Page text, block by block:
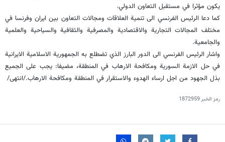
يكون مؤثرا في مستقبل التعاون الدولي.
كما دعا الرئيس الفرنسي الى تنمية العلاقات ومجالات التعاون بين ايران وفرنسا في
مختلف المجالات التجارية والاقتصادية والمصرفية والثقافية والسياحية والعلمية
والجامعية.
واشار الرئيس الفرنسي الى الدور البارز الذي تضطلع به الجمهورية الاسلامية الايرانية
في حل الازمة السورية ومكافحة الارهاب في المنطقة، مضيفا: يجب على الجميع
بذل الجهود من اجل ارساء الهدوء والاستقرار في المنطقة ومكافحة الارهاب./انتهى/
رمز الخبر1872959